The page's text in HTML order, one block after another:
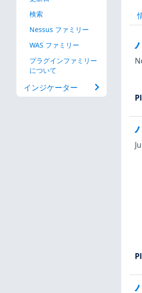
検索
Nessus ファミリー
WAS ファミリー
プラグインファミリー
について
インジケーター